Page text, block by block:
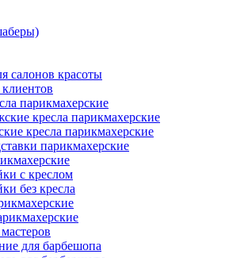
салонов красоты
парикмахерские
кресла парикмахерские
кресла парикмахерские
парикмахерские
с креслом
без кресла
для барбешопа